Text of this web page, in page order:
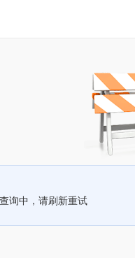
询中，请刷新重试